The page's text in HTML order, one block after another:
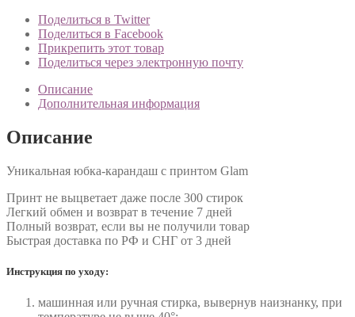
Поделиться в Twitter
Поделиться в Facebook
Прикрепить этот товар
Поделиться через электронную почту
Описание
Дополнительная информация
Описание
Уникальная юбка-карандаш с принтом Glam
Принт не выцветает даже после 300 стирок
Легкий обмен и возврат в течение 7 дней
Полный возврат, если вы не получили товар
Быстрая доставка по РФ и СНГ от 3 дней
Инструкция по уходу:
машинная или ручная стирка, вывернув наизнанку, при